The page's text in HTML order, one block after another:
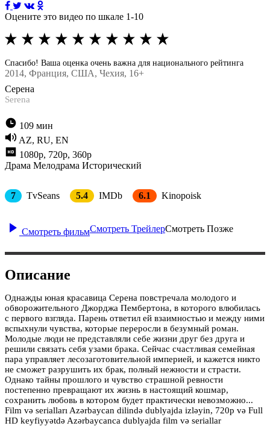
Оцените это видео по шкале 1-10
Спасибо! Ваша оценка очень важна для национального рейтинга
2014, Франция, США, Чехия, 16+
Серена
Serena
109 мин
AZ, RU, EN
1080p, 720p, 360p
Драма Мелодрама Исторический
7 TvSeans 5.4 IMDb 6.1 Kinopoisk
Смотреть фильмСмотреть ТрейлерСмотреть Позже
Описание
Однажды юная красавица Серена повстречала молодого и
обворожительного Джорджа Пембертона, в которого влюбилась
с первого взгляда. Парень ответил ей взаимностью и между ними
вспыхнули чувства, которые переросли в безумный роман.
Молодые люди не представляли себе жизни друг без друга и
решили связать себя узами брака. Сейчас счастливая семейная
пара управляет лесозаготовительной империей, и кажется никто
не сможет разрушить их брак, полный нежности и страсти.
Однако тайны прошлого и чувство страшной ревности
постепенно превращают их жизнь в настоящий кошмар,
сохранить любовь в котором будет практически невозможно...
Film və serialları Azərbaycan dilində dublyajda izləyin, 720p və Full
HD keyfiyyətdə Azərbaycanca dublyajda film və seriallar